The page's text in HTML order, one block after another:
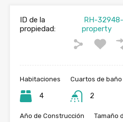
ID de la
propiedad:
RH-32948-
property
Habitaciones
4
Cuartos de baño
2
Año de Construcción Tamaño